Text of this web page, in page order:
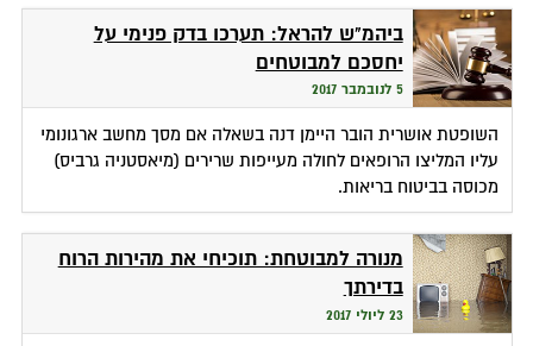
ביהמ"ש להראל: תערכו בדק פנימי על
יחסכם למבוטחים
5 לנובמבר 2017
השופטת אושרית הובר היימן דנה בשאלה אם מסך מחשב ארגונומי
עליו המליצו הרופאים לחולה מעייפות שרירים (מיאסטניה גרביס)
מכוסה בביטוח בריאות.
מנורה למבוטחת: תוכיחי את מהירות הרוח
בדירתך
23 ליולי 2017